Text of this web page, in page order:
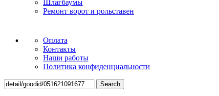
Шлагбаумы
Ремонт ворот и рольставен
Оплата
Контакты
Наши работы
Политика конфиденциальности
Search